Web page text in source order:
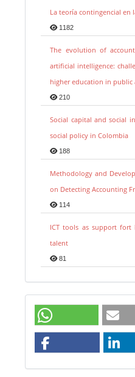
La teoría contingencial en
1182
The evolution of
artificial intelligence:
higher education in public
210
Social capital and social
social policy in Colombia
188
Methodology and
on Detecting Accounting
114
ICT tools as support fort
talent
81